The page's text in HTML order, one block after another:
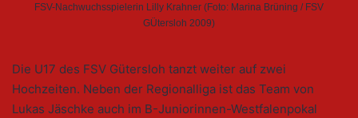
FSV-Nachwuchsspielerin Lilly Krahner (Foto: Marina Brüning / FSV
GÜtersloh 2009)
Die U17 des FSV Gütersloh tanzt weiter auf zwei
Hochzeiten. Neben der Regionalliga ist das Team von
Lukas Jäschke auch im B-Juniorinnen-Westfalenpokal